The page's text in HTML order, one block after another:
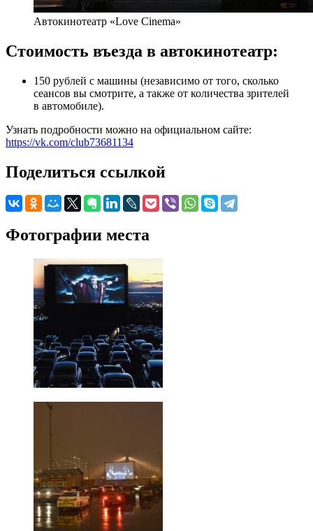
Автокинотеатр «Love Cinema»
Стоимость въезда в автокинотеатр:
150 рублей с машины (независимо от того, сколько
сеансов вы смотрите, а также от количества зрителей
в автомобиле).
Узнать подробности можно на официальном сайте:
https://vk.com/club73681134
Поделиться ссылкой
Фотографии места